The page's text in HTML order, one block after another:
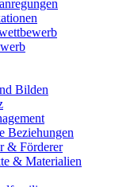
Bilden
Beziehungen
& Förderer
& Materialien